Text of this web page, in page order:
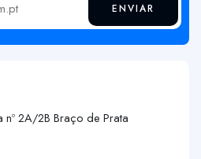
ENVIAR
nº 2A/2B Braço de Prata